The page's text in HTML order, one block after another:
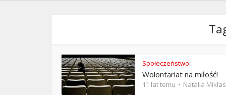
Społeczeństwo
Wolontariat na miłość!
11 lat temu Natalia Miklas